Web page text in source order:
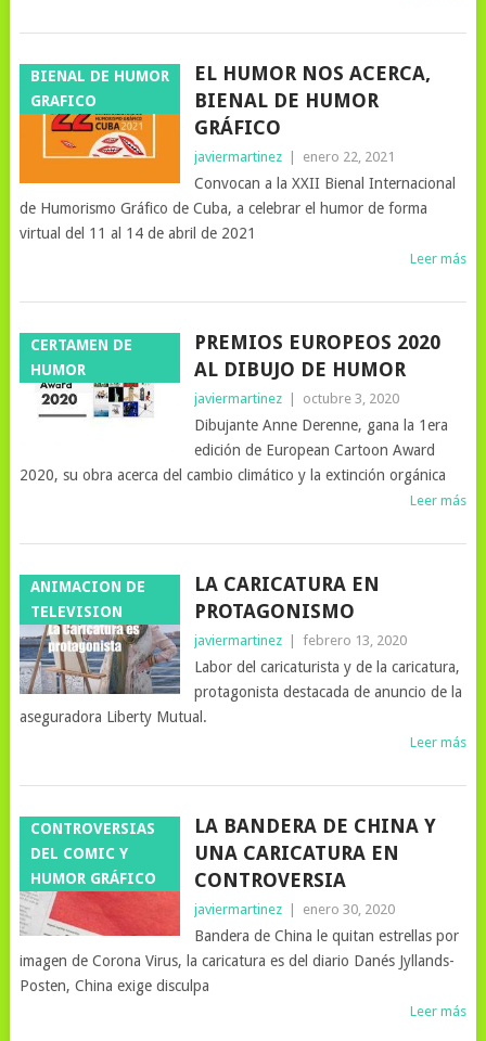
BIENAL DE HUMOR
GRAFICO
EL HUMOR NOS ACERCA,
BIENAL DE HUMOR
GRÁFICO
javiermartinez enero 22, 2021
Convocan a la XXII Bienal Internacional
de Humorismo Gráfico de Cuba, a celebrar el humor de forma
virtual del 11 al 14 de abril de 2021
Leer más
CERTAMEN DE
HUMOR
PREMIOS EUROPEOS 2020
AL DIBUJO DE HUMOR
javiermartinez octubre 3, 2020
Dibujante Anne Derenne, gana la 1era
edición de European Cartoon Award
2020, su obra acerca del cambio climático y la extinción orgánica
Leer más
ANIMACION DE
TELEVISION
LA CARICATURA EN
PROTAGONISMO
javiermartinez febrero 13, 2020
Labor del caricaturista y de la caricatura,
protagonista destacada de anuncio de la
aseguradora Liberty Mutual.
Leer más
CONTROVERSIAS
DEL COMIC Y
HUMOR GRÁFICO
LA BANDERA DE CHINA Y
UNA CARICATURA EN
CONTROVERSIA
javiermartinez enero 30, 2020
Bandera de China le quitan estrellas por
imagen de Corona Virus, la caricatura es del diario Danés Jyllands-
Posten, China exige disculpa
Leer más